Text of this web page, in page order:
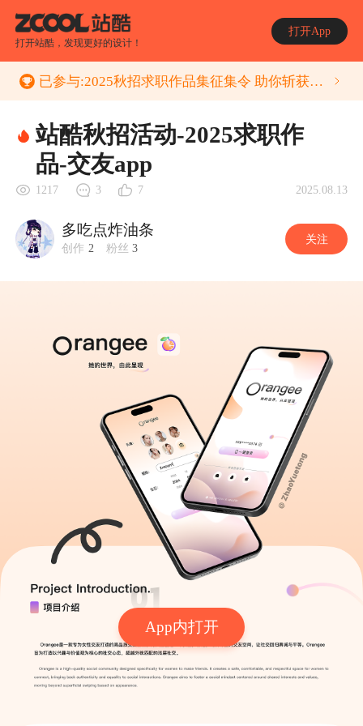
打开站酷，发现更好的设计！
打开App
App内打开
已参与:2025秋招求职作品集征集令 助你斩获心动的Offer
站酷秋招活动-2025求职作
品-交友app
1217 3 7 2025.08.13
多吃点炸油条
创作 2 粉丝 3
关注